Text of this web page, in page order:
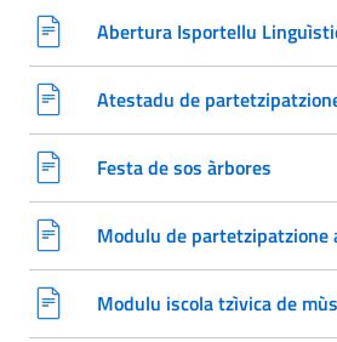
Abertura Isportellu
Atestadu de
Festa de sos àrbores
Modulu de partetzipatzione
Modulu iscola tzìvica de